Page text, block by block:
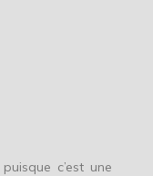
c’est une